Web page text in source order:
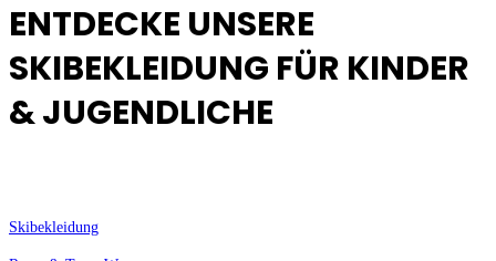
ENTDECKE UNSERE
SKIBEKLEIDUNG FÜR KINDER
& JUGENDLICHE
Skibekleidung